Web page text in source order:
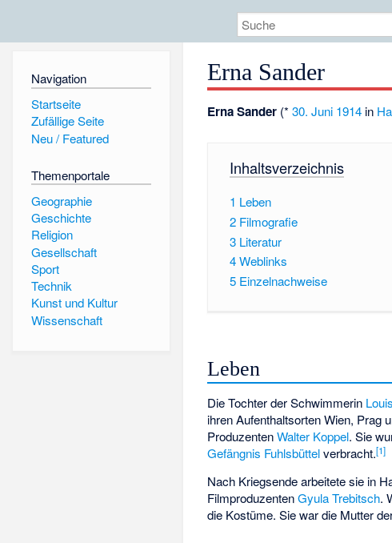
Navigation
Startseite
Zufällige Seite
Neu / Featured
Themenportale
Geographie
Geschichte
Religion
Gesellschaft
Sport
Technik
Kunst und Kultur
Wissenschaft
Erna Sander
Erna Sander (*30. Juni 1914 in
Inhaltsverzeichnis
1 Leben
2 Filmografie
3 Literatur
4Weblinks
5 Einzelnachweise
Leben
Die Tochter der Schwimmerin
ihren Aufenthaltsorten Wien, Prag
ProduzentenWalter Koppel. Sie
Gefängnis Fuhlsbüttelverbracht.[1]
Nach Kriegsende arbeitete sie in
FilmproduzentenGyula Trebitsch.
die Kostüme. Sie war die Mutter